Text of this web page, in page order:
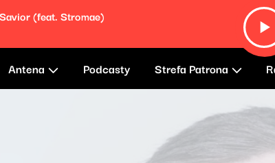
(feat. Stromae)
Antena Podcasty Strefa Patrona